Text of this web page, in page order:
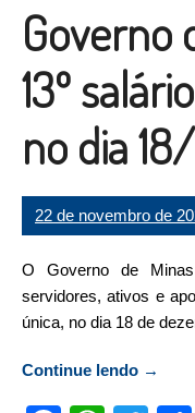
Governo
13º
no dia
22 de novembro de
O Governo de
servidores, ativos e
única, no dia 18 de
Continue lendo →